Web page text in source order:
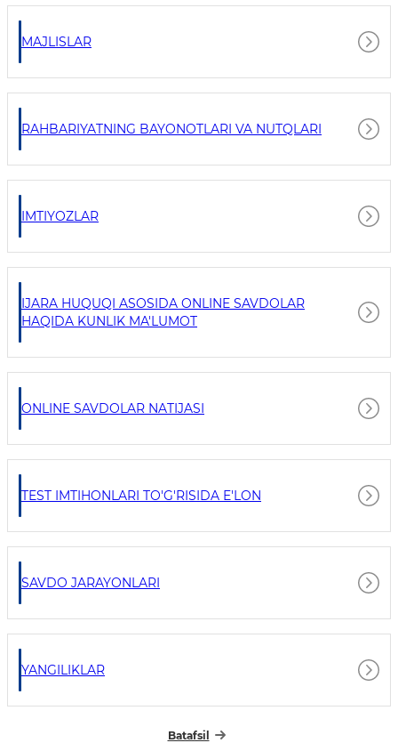
MAJLISLAR
RAHBARIYATNING BAYONOTLARI VA NUTQLARI
IMTIYOZLAR
IJARA HUQUQI ASOSIDA ONLINE SAVDOLAR
HAQIDA KUNLIK MA'LUMOT
ONLINE SAVDOLAR NATIJASI
TEST IMTIHONLARI TO'G'RISIDA E'LON
SAVDO JARAYONLARI
YANGILIKLAR
Batafsil